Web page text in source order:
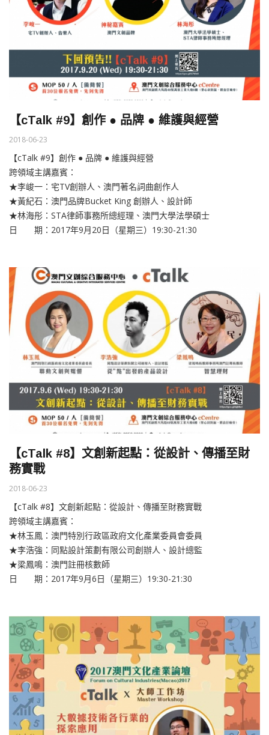
【cTalk #9】創作 ● 品牌 ● 維護與經營
2018-06-23
【cTalk #9】創作 ● 品牌 ● 維護與經營
跨領域主講嘉賓：
★李峻一：宅TV創辦人、澳門著名詞曲創作人
★黃紀石：澳門品牌Bucket King 創辦人、設計師
★林海彤：STA律師事務所總經理、澳門大學法學碩士
日 期：2017年9月20日（星期三）19:30-21:30
【cTalk #8】文創新起點：從設計、傳播至財
務實戰
2018-06-23
【cTalk #8】文創新起點：從設計、傳播至財務實戰
跨領域主講嘉賓：
★林玉鳳：澳門特別行政區政府文化產業委員會委員
★李浩強：同點設計策劃有限公司創辦人、設計總監
★梁鳳鳴：澳門註冊核數師
日 期：2017年9月6日（星期三）19:30-21:30